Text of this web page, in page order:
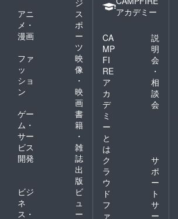
ジ
アニ
メ・
漫画
ス
ポ
ー
ツ
ファ
ッ
ショ
ン
映
像
・
映
画
ゲー
ム・
サー
ビス
開発
書
籍
・
雑
誌
出
版
ビジ
ネ
ス・
ビ
ュ
ー
アカデミー
CA
MP
FI
RE
ア
カ
デ
ミ
ー
と
は
説
明
会
・
相
談
会
ク
ラ
ウ
ド
フ
ァ
サ
ポ
ー
ト
サ
ー